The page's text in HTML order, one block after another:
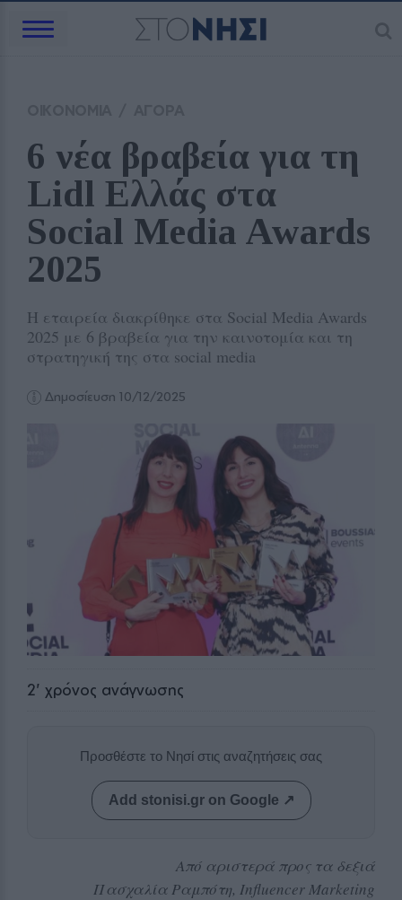
6 νέα βραβεία για τη
Lidl Ελλάς στα
Social Media Awards
2025
Η εταιρεία διακρίθηκε στα Social Media Awards
2025 με 6 βραβεία για την καινοτομία και τη
στρατηγική της στα social media
Δημοσίευση 10/12/2025
2' χρόνος ανάγνωσης
Προσθέστε το Νησί στις αναζητήσεις σας
Add stonisi.gr on Google ↗
Από αριστερά προς τα δεξιά
Πασχαλία Ραμπότη, Influencer Marketing